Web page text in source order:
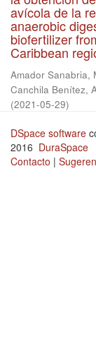
avícola de la
anaerobic
biofertilizer
Caribbean
Amador Sanabria,
Canchila Benítez,
(2021-05-29)
DSpace software
2016 DuraSpace
Contacto |